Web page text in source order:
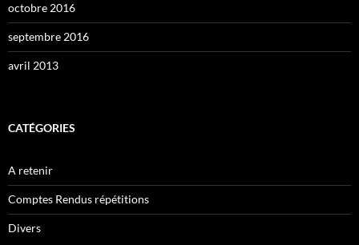
octobre 2016
septembre 2016
avril 2013
CATÉGORIES
A retenir
Comptes Rendus répétitions
Divers